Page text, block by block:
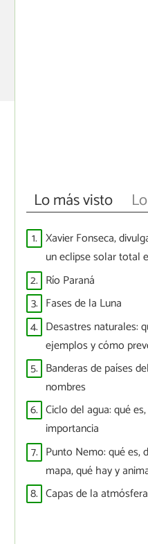
Lo más visto
1. Xavier Fonseca,
un eclipse solar total
difícil que ver a España
2. Río Paraná
3. Fases de la Luna
4. Desastres naturales:
ejemplos y cómo
5. Banderas de países
nombres
6. Ciclo del agua: qué
importancia
7. Punto Nemo: qué es,
mapa, qué hay y
8. Capas de la